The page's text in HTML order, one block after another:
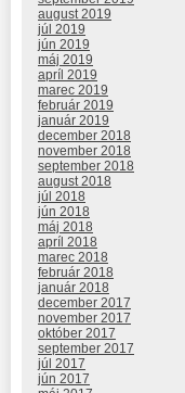
august 2019
júl 2019
jún 2019
máj 2019
apríl 2019
marec 2019
február 2019
január 2019
december 2018
november 2018
september 2018
august 2018
júl 2018
jún 2018
máj 2018
apríl 2018
marec 2018
február 2018
január 2018
december 2017
november 2017
október 2017
september 2017
júl 2017
jún 2017